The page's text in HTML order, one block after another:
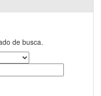
de busca.